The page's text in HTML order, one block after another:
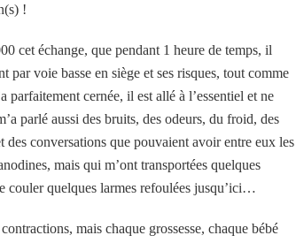
!
cet échange, que pendant 1 heure de temps, il
par voie basse en siège et ses risques, tout comme
parfaitement cernée, il est allé à l’essentiel et ne
parlé aussi des bruits, des odeurs, du froid, des
des conversations que pouvaient avoir entre eux les
mais qui m’ont transportées quelques
couler quelques larmes refoulées jusqu’ici…
mais chaque grossesse, chaque bébé